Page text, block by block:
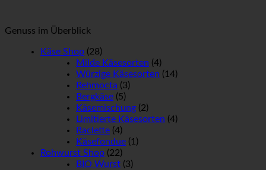
Genuss im Überblick
Käse Shop (28)
Milde Käsesorten (4)
Würzige Käsesorten (14)
Rehmocta (3)
Bergkäse (5)
Käsemischung (2)
Limitierte Käsesorten (4)
Raclette (4)
Käsefondue (1)
Rohwurst Shop (22)
BIO Wurst (3)